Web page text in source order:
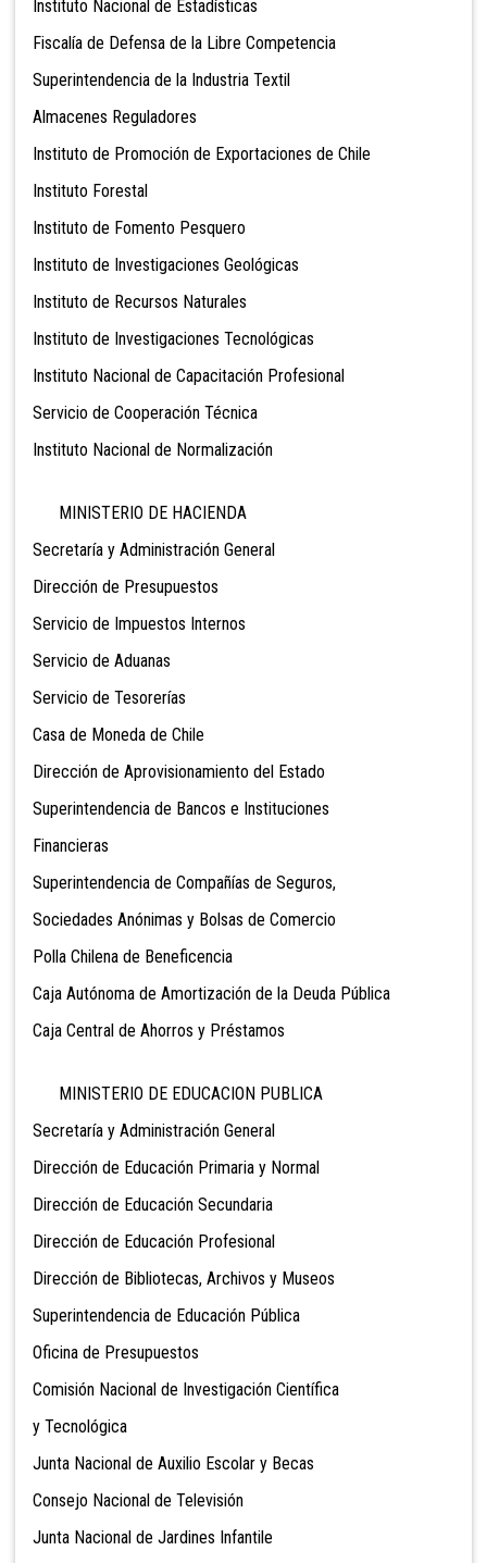
Instituto Nacional de Estadísticas
Fiscalía de Defensa de la Libre Competencia
Superintendencia de la Industria Textil
Almacenes Reguladores
Instituto de Promoción de Exportaciones de Chile
Instituto Forestal
Instituto de Fomento Pesquero
Instituto de Investigaciones Geológicas
Instituto de Recursos Naturales
Instituto de Investigaciones Tecnológicas
Instituto Nacional de Capacitación Profesional
Servicio de Cooperación Técnica
Instituto Nacional de Normalización
MINISTERIO DE HACIENDA
Secretaría y Administración General
Dirección de Presupuestos
Servicio de Impuestos Internos
Servicio de Aduanas
Servicio de Tesorerías
Casa de Moneda de Chile
Dirección de Aprovisionamiento del Estado
Superintendencia de Bancos e Instituciones
Financieras
Superintendencia de Compañías de Seguros,
Sociedades Anónimas y Bolsas de Comercio
Polla Chilena de Beneficencia
Caja Autónoma de Amortización de la Deuda Pública
Caja Central de Ahorros y Préstamos
MINISTERIO DE EDUCACION PUBLICA
Secretaría y Administración General
Dirección de Educación Primaria y Normal
Dirección de Educación Secundaria
Dirección de Educación Profesional
Dirección de Bibliotecas, Archivos y Museos
Superintendencia de Educación Pública
Oficina de Presupuestos
Comisión Nacional de Investigación Científica
y Tecnológica
Junta Nacional de Auxilio Escolar y Becas
Consejo Nacional de Televisión
Junta Nacional de Jardines Infantile